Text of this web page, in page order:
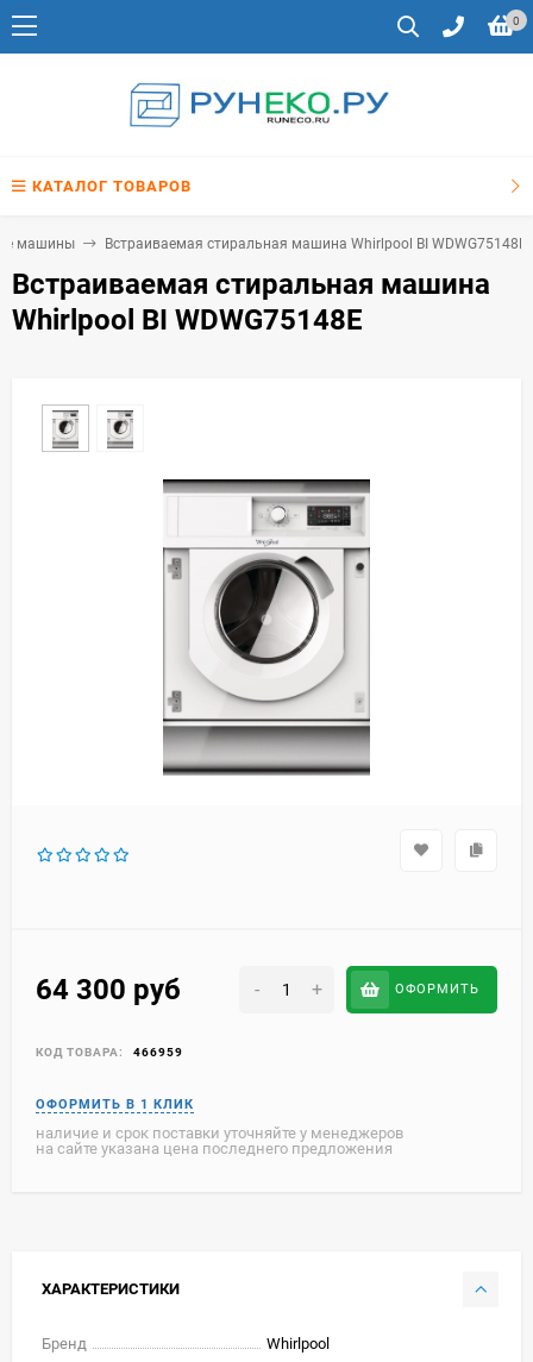
0
КАТАЛОГ ТОВАРОВ
машины Встраиваемая стиральная машина Whirlpool BI WDWG75148E
Встраиваемая стиральная машина
Whirlpool BI WDWG75148E
64 300 руб - + ОФОРМИТЬ
КОД ТОВАРА: 466959
наличие и срок поставки уточняйте у менеджеров
на сайте указана цена последнего предложения
ХАРАКТЕРИСТИКИ
Бренд
Whirlpool